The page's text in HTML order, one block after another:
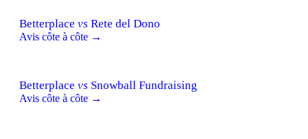
Betterplace vs Rete del Dono
Avis côte à côte →
Betterplace vs Snowball Fundraising
Avis côte à côte →